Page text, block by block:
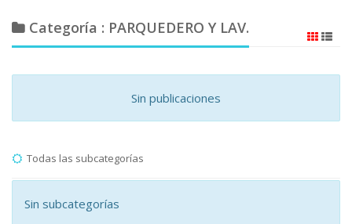
Categoría : PARQUEDERO Y LAV.
Sin publicaciones
Todas las subcategorías
Sin subcategorías